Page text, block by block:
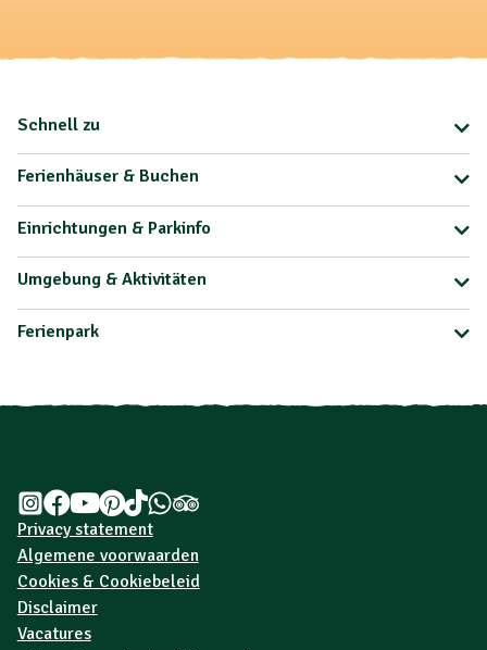
Schnell zu
Ferienhäuser & Buchen
Einrichtungen & Parkinfo
Umgebung & Aktivitäten
Ferienpark
Privacy statement
Algemene voorwaarden
Cookies & Cookiebeleid
Disclaimer
Vacatures